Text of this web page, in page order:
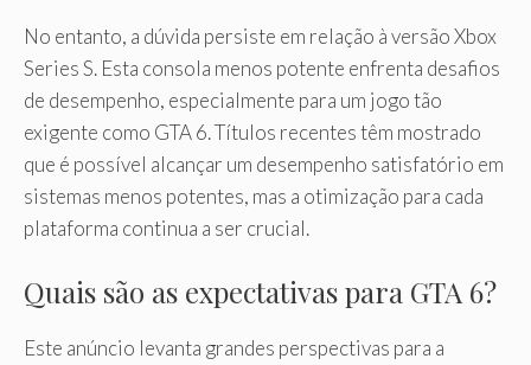
No entanto, a dúvida persiste em relação à versão Xbox
Series S. Esta consola menos potente enfrenta desafios
de desempenho, especialmente para um jogo tão
exigente como GTA 6. Títulos recentes têm mostrado
que é possível alcançar um desempenho satisfatório em
sistemas menos potentes, mas a otimização para cada
plataforma continua a ser crucial.
Quais são as expectativas para GTA 6?
Este anúncio levanta grandes perspectivas para a